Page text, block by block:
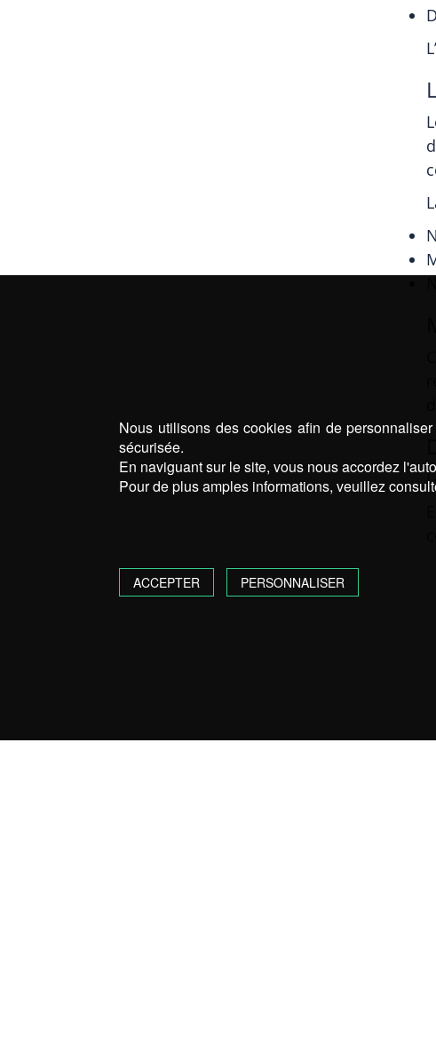
Nous utilisons des cookies afin de
sécurisée.
En naviguant sur le site, vous nous accordez
Pour de plus amples informations, veuillez
ACCEPTER PERSONNALISER